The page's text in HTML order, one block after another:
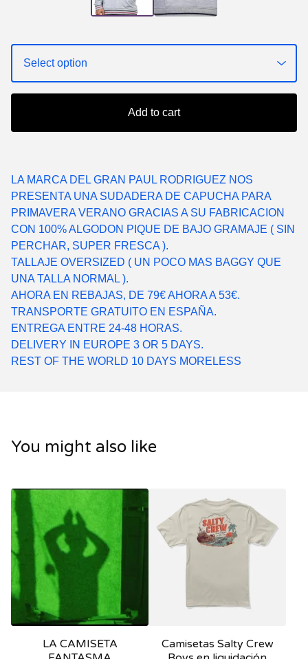
Add to cart
LA MARCA DEL GRAN PAUL RODRIGUEZ NOS
PRESENTA UNA SUDADERA DE CAPUCHA PARA
PRIMAVERA VERANO GRACIAS A SU FABRICACION
CON 100% ALGODON PIQUE DE BAJO GRAMAJE ( SIN
PERCHAR, SUPER FRESCA ).
TALLAJE OVERSIZED ( UN POCO MAS BAGGY QUE
UNA TALLA NORMAL ).
AHORA EN REBAJAS, DE 79€ AHORA A 53€.
TRANSPORTE GRATUITO EN ESPAÑA.
ENTREGA ENTRE 24-48 HORAS.
DELIVERY IN EUROPE 3 OR 5 DAYS.
REST OF THE WORLD 10 DAYS MORELESS
You might also like
LA CAMISETA
Camisetas Salty Crew